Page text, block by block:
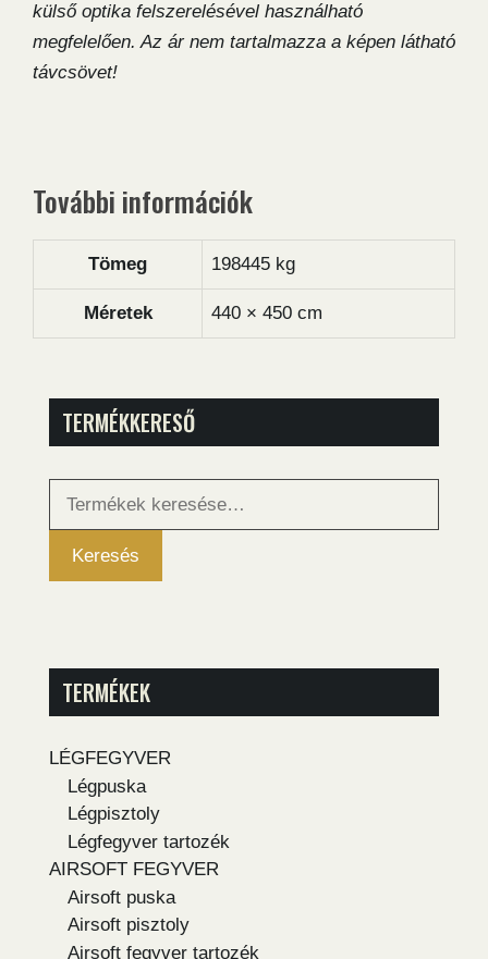
külső optika felszerelésével használható
megfelelően.Az ár nem tartalmazza a képen látható
távcsövet!
További információk
Tömeg 198445 kg
Méretek 440 × 450 cm
TERMÉKKERESŐ
következőre:
Keresés
TERMÉKEK
LÉGFEGYVER
Légpuska
Légpisztoly
Légfegyver tartozék
AIRSOFT FEGYVER
Airsoft puska
Airsoft pisztoly
Airsoft fegyver tartozék